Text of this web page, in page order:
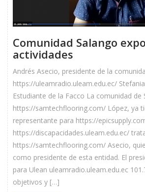
Comunidad Salango
actividades
Andrés Asecio, presidente de la
https://uleamradio.uleam.edu.ec/
Estudiante de la Facco La comunidad de
https://samtechflooring.com/ López, ya
representante para https://
https://discapacidades.uleam.edu.ec/
https://samtechflooring.com/ Asecio,
como presidente de esta entidad. El
para Ulean uleamradio.uleam.edu.ec
objetivos y […]